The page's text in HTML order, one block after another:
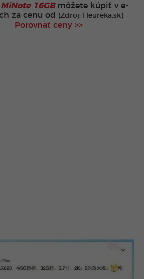
16GBmôžete kúpiť v e-
za cenu od
(Zdroj: Heureka.sk)
Porovnať ceny >>